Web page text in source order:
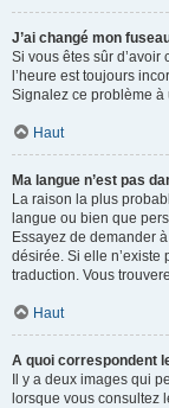
J’ai changé mon
Si vous êtes sûr
l’heure est toujours
Signalez ce problème à
Haut
Ma langue n’est pas
La raison la plus
langue ou bien que
Essayez de demander
désirée. Si elle n’existe
traduction. Vous
Haut
A quoi correspondent
Il y a deux images qui
lorsque vous consultez